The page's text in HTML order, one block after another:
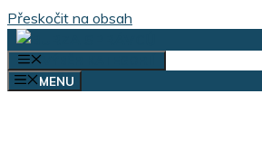
Přeskočit na obsah
MENU